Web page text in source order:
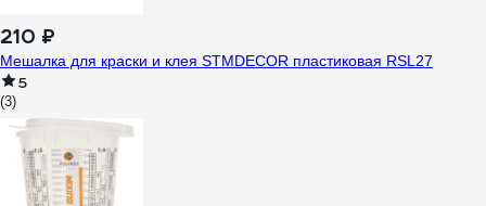
210 ₽
Мешалка для краски и клея STMDECOR пластиковая RSL27
5
(3)